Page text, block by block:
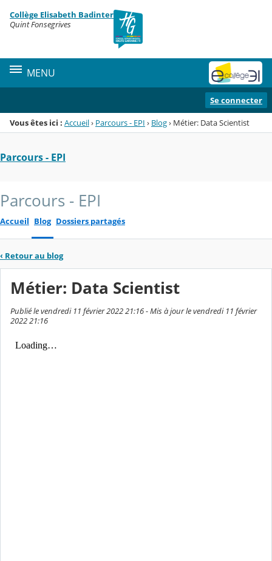
Menu de la rubrique
Contenu
Collège Elisabeth Badinter
Quint Fonsegrives
MENU
Se connecter
Vous êtes ici : Accueil› Parcours - EPI › Blog› Métier: Data Scientist
Parcours - EPI
Parcours - EPI
Accueil Blog Dossiers partagés
‹ Retour au blog
Métier: Data Scientist
Publié le vendredi 11 février 2022 21:16 - Mis à jour le vendredi 11 février
2022 21:16